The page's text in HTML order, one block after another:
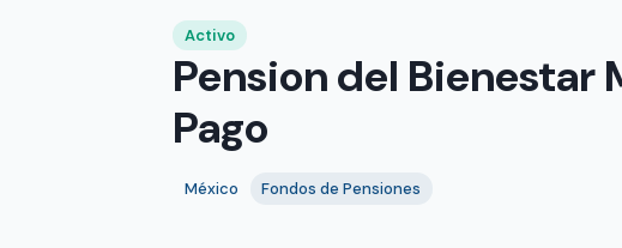
Activo
Pension del Bienestar
Pago
México Fondos de Pensiones